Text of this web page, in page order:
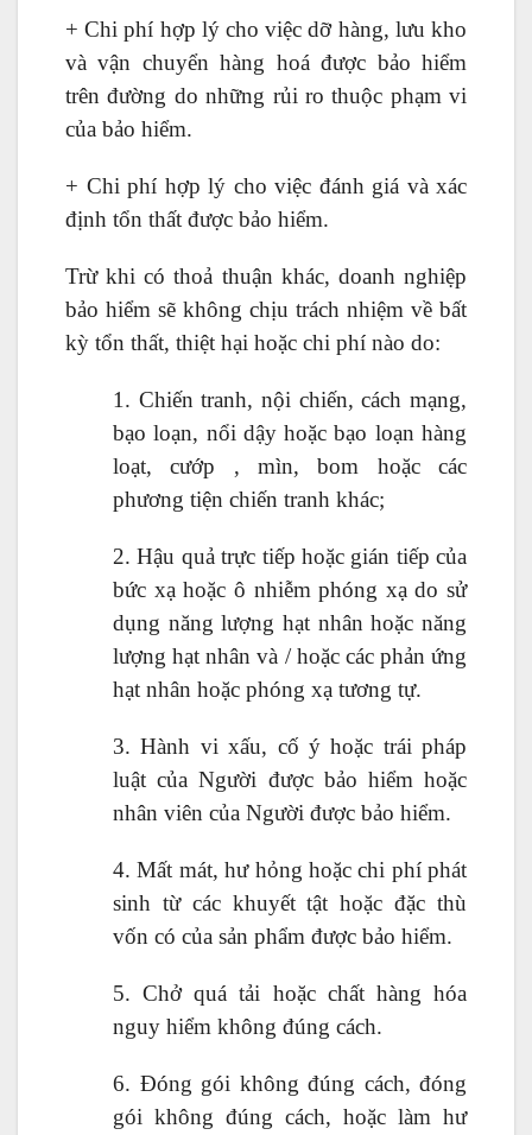
+ Chi phí hợp lý cho việc dỡ hàng, lưu kho
và vận chuyển hàng hoá được bảo hiểm
trên đường do những rủi ro thuộc phạm vi
của bảo hiểm.
+ Chi phí hợp lý cho việc đánh giá và xác
định tổn thất được bảo hiểm.
Trừ khi có thoả thuận khác, doanh nghiệp
bảo hiểm sẽ không chịu trách nhiệm về bất
kỳ tổn thất, thiệt hại hoặc chi phí nào do:
1. Chiến tranh, nội chiến, cách mạng,
bạo loạn, nổi dậy hoặc bạo loạn hàng
loạt, cướp , mìn, bom hoặc các
phương tiện chiến tranh khác;
2. Hậu quả trực tiếp hoặc gián tiếp của
bức xạ hoặc ô nhiễm phóng xạ do sử
dụng năng lượng hạt nhân hoặc năng
lượng hạt nhân và / hoặc các phản ứng
hạt nhân hoặc phóng xạ tương tự.
3. Hành vi xấu, cố ý hoặc trái pháp
luật của Người được bảo hiểm hoặc
nhân viên của Người được bảo hiểm.
4. Mất mát, hư hỏng hoặc chi phí phát
sinh từ các khuyết tật hoặc đặc thù
vốn có của sản phẩm được bảo hiểm.
5. Chở quá tải hoặc chất hàng hóa
nguy hiểm không đúng cách.
6. Đóng gói không đúng cách, đóng
gói không đúng cách, hoặc làm hư